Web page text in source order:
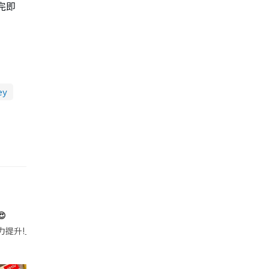
即
帶的行動電源機身已標示「10000mAh」，卻仍被要求當場丟
提升!｣ 長時間對住電腦､剪片寫稿,成日覺得眼睛乾澀､腦袋好似｢斷